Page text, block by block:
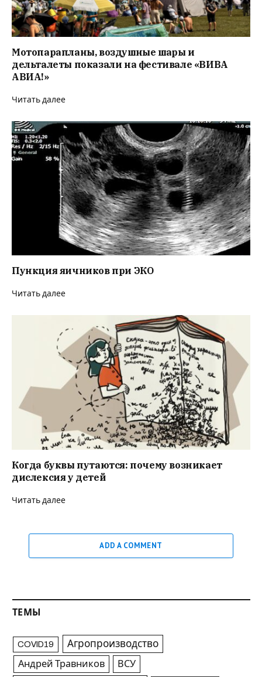
Мотопарапланы, воздушные шары и
дельталеты показали на фестивале «ВИВА
АВИА!»
Читать далее
Пункция яичников при ЭКО
Читать далее
Когда буквы путаются: почему возникает
дислексия у детей
Читать далее
ADD A COMMENT
ТЕМЫ
COVID19 Агропроизводство
Андрей Травников ВСУ